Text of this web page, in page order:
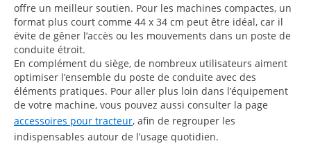
offre un meilleur soutien. Pour les machines compactes, un
format plus court comme 44 x 34 cm peut être idéal, car il
évite de gêner l’accès ou les mouvements dans un poste de
conduite étroit.
En complément du siège, de nombreux utilisateurs aiment
optimiser l’ensemble du poste de conduite avec des
éléments pratiques. Pour aller plus loin dans l’équipement
de votre machine, vous pouvez aussi consulter la page
accessoires pour tracteur, afin de regrouper les
indispensables autour de l’usage quotidien.